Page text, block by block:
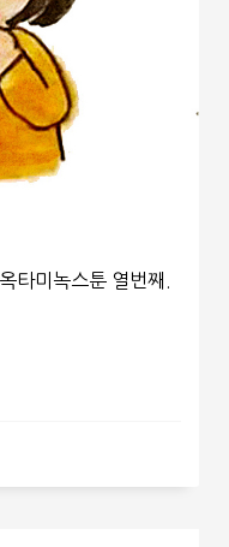
타미녹스툰 열번째.